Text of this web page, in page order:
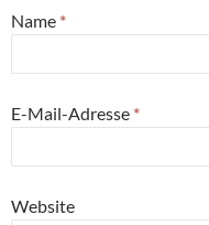
Name *
E-Mail-Adresse *
Website